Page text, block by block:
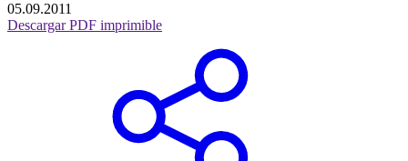
05.09.2011
Descargar PDF imprimible